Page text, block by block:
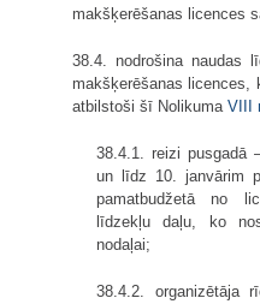
makšķerēšanas licences
38.4. nodrošina naudas
makšķerēšanas
atbilstoši šī NolikumaVIII
38.4.1. reizi pusgadā
un līdz 10. janvārim
pamatbudžetā no
līdzekļu daļu, ko
nodaļai;
38.4.2. organizētāja